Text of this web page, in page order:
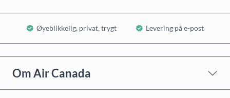
Øyeblikkelig, privat, trygt Levering på e-post
Om Air Canada